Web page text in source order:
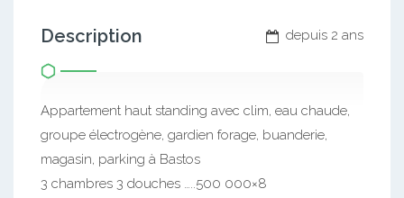
depuis 2 ans
Description
Appartement haut standing avec clim, eau chaude,
groupe électrogène, gardien forage, buanderie,
magasin, parking à Bastos
3 chambres 3 douches …..500 000×8